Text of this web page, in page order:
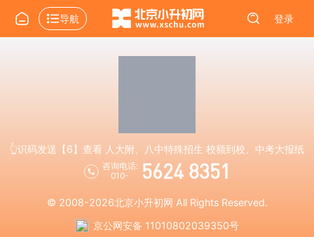
导航 登录
👆识码发送【6】查看 人大附、八中特殊招生 校额到校、中考大报纸
咨询电话:
010-
5624 8351
© 2008-2026北京小升初网 All Rights Reserved.
京公网安备 11010802039350号